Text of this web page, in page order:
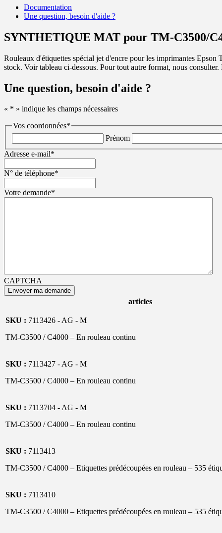
Documentation
Une question, besoin d'aide ?
SYNTHETIQUE MAT pour TM-C3500/
Rouleaux d'étiquettes spécial jet d'encre pour les imprimantes
stock. Voir tableau ci-dessous. Pour tout autre format, nous
Une question, besoin d'aide ?
« * » indique les champs nécessaires
Vos coordonnées*
Prénom
Adresse e-mail*
N° de téléphone*
Votre demande*
CAPTCHA
articles
SKU : 7113426 - AG - M
TM-C3500 / C4000 – En rouleau continu
SKU : 7113427 - AG - M
TM-C3500 / C4000 – En rouleau continu
SKU : 7113704 - AG - M
TM-C3500 / C4000 – En rouleau continu
SKU : 7113413
TM-C3500 / C4000 – Etiquettes prédécoupées en rouleau – 535
SKU : 7113410
TM-C3500 / C4000 – Etiquettes prédécoupées en rouleau – 535